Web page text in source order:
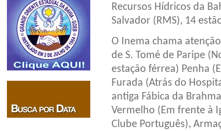
Recursos Hídricos da
Salvador (RMS), 14
O Inema chama
de S. Tomé de Paripe
estação férrea) Penha
Furada (Atrás do
antiga Fábica da
Vermelho (Em frente à
Clube Português),